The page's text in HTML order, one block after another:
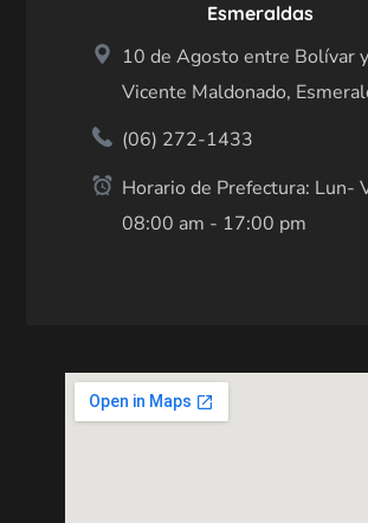
Esmeraldas
10 de Agosto entre Bolívar
Vicente Maldonado,
(06) 272-1433
Horario de Prefectura: Lun-
08:00 am - 17:00 pm